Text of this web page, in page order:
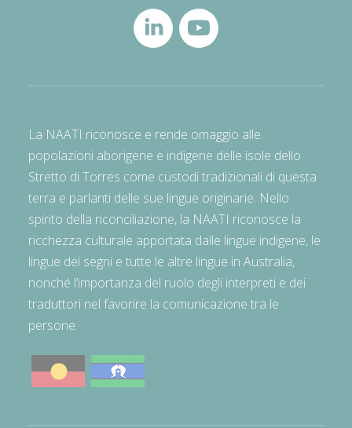
La NAATI riconosce e rende omaggio alle
popolazioni aborigene e indigene delle isole dello
Stretto di Torres come custodi tradizionali di questa
terra e parlanti delle sue lingue originarie. Nello
spirito della riconciliazione, la NAATI riconosce la
ricchezza culturale apportata dalle lingue indigene, le
lingue dei segni e tutte le altre lingue in Australia,
nonché l’importanza del ruolo degli interpreti e dei
traduttori nel favorire la comunicazione tra le
persone.